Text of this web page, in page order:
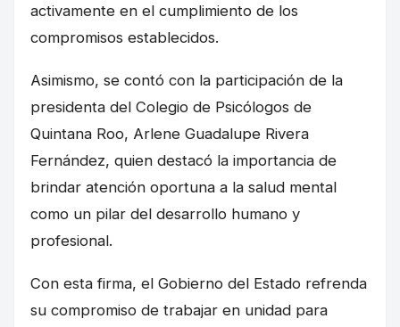
activamente en el cumplimiento de los
compromisos establecidos.
Asimismo, se contó con la participación de la
presidenta del Colegio de Psicólogos de
Quintana Roo, Arlene Guadalupe Rivera
Fernández, quien destacó la importancia de
brindar atención oportuna a la salud mental
como un pilar del desarrollo humano y
profesional.
Con esta firma, el Gobierno del Estado refrenda
su compromiso de trabajar en unidad para